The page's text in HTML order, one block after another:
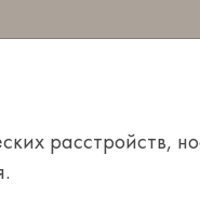
расстройств,